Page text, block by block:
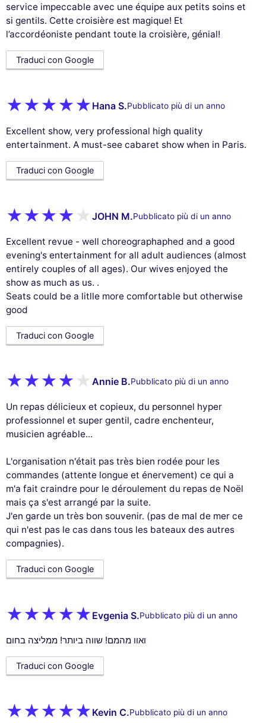
service impeccable avec une équipe aux petits soins et
si gentils. Cette croisière est magique! Et
l’accordéoniste pendant toute la croisière, génial!
Traduci con Google
Hana S.Pubblicato più di un anno
Excellent show, very professional high quality
entertainment. A must-see cabaret show when in Paris.
Traduci con Google
JOHN M.Pubblicato più di un anno
Excellent revue - well choreographaphed and a good
evening's entertainment for all adult audiences (almost
entirely couples of all ages). Our wives enjoyed the
show as much as us. .
Seats could be a litlle more comfortable but otherwise
good
Traduci con Google
Annie B.Pubblicato più di un anno
Un repas délicieux et copieux, du personnel hyper
professionnel et super gentil, cadre enchenteur,
musicien agréable...
L'organisation n'était pas très bien rodée pour les
commandes (attente longue et énervement) ce qui a
m'a fait craindre pour le déroulement du repas de Noël
mais ça s'est arrangé par la suite.
J'en garde un très bon souvenir. (pas de mal de mer ce
qui n'est pas le cas dans tous les bateaux des autres
compagnies).
Traduci con Google
Evgenia S.Pubblicato più di un anno
ואוו מהמם! שווה ביותר! ממליצה בחום
Traduci con Google
Kevin C.Pubblicato più di un anno